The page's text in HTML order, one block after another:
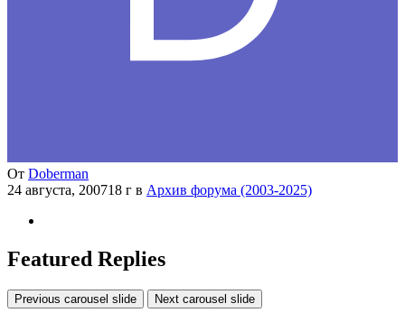
От Doberman
24 августа, 200718 г в Архив форума (2003-2025)
Featured Replies
Previous carousel slide Next carousel slide